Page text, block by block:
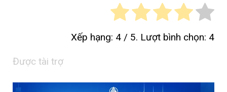
Xếp hạng: 4 / 5. Lượt bình chọn: 4
Được tài trợ